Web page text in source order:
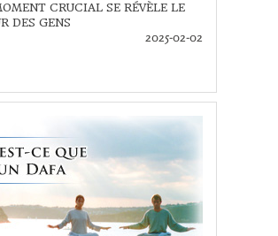
CRUCIAL SE RÉVÈLE LE
DES GENS
2025-02-02